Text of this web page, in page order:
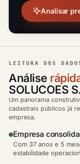
Analisar
LEITURA DOS
Análise
SOLUCOES
Um panorama
cadastrais públicos já
empresa.
Empresa
Com 37 anos e 5
estabilidade